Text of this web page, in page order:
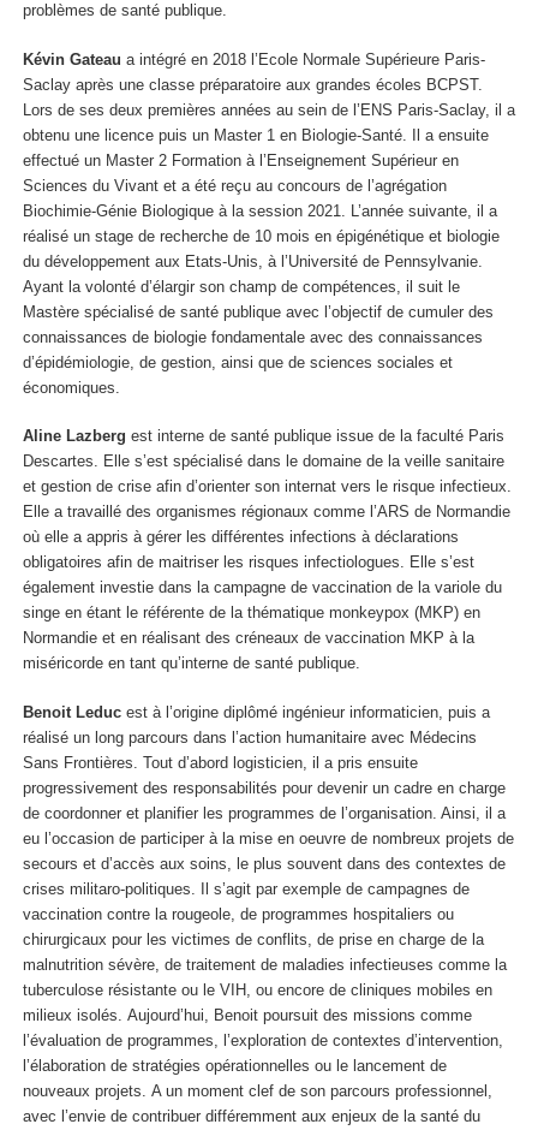
problèmes de santé publique.
Kévin Gateau a intégré en 2018 l’Ecole Normale Supérieure Paris-
Saclay après une classe préparatoire aux grandes écoles BCPST.
Lors de ses deux premières années au sein de l’ENS Paris-Saclay, il a
obtenu une licence puis un Master 1 en Biologie-Santé. Il a ensuite
effectué un Master 2 Formation à l’Enseignement Supérieur en
Sciences du Vivant et a été reçu au concours de l’agrégation
Biochimie-Génie Biologique à la session 2021. L’année suivante, il a
réalisé un stage de recherche de 10 mois en épigénétique et biologie
du développement aux Etats-Unis, à l’Université de Pennsylvanie.
Ayant la volonté d’élargir son champ de compétences, il suit le
Mastère spécialisé de santé publique avec l’objectif de cumuler des
connaissances de biologie fondamentale avec des connaissances
d’épidémiologie, de gestion, ainsi que de sciences sociales et
économiques.
Aline Lazberg est interne de santé publique issue de la faculté Paris
Descartes. Elle s’est spécialisé dans le domaine de la veille sanitaire
et gestion de crise afin d’orienter son internat vers le risque infectieux.
Elle a travaillé des organismes régionaux comme l’ARS de Normandie
où elle a appris à gérer les différentes infections à déclarations
obligatoires afin de maitriser les risques infectiologues. Elle s’est
également investie dans la campagne de vaccination de la variole du
singe en étant le référente de la thématique monkeypox (MKP) en
Normandie et en réalisant des créneaux de vaccination MKP à la
miséricorde en tant qu’interne de santé publique.
Benoit Leduc est à l’origine diplômé ingénieur informaticien, puis a
réalisé un long parcours dans l’action humanitaire avec Médecins
Sans Frontières. Tout d’abord logisticien, il a pris ensuite
progressivement des responsabilités pour devenir un cadre en charge
de coordonner et planifier les programmes de l’organisation. Ainsi, il a
eu l’occasion de participer à la mise en oeuvre de nombreux projets de
secours et d’accès aux soins, le plus souvent dans des contextes de
crises militaro-politiques. Il s’agit par exemple de campagnes de
vaccination contre la rougeole, de programmes hospitaliers ou
chirurgicaux pour les victimes de conflits, de prise en charge de la
malnutrition sévère, de traitement de maladies infectieuses comme la
tuberculose résistante ou le VIH, ou encore de cliniques mobiles en
milieux isolés. Aujourd’hui, Benoit poursuit des missions comme
l’évaluation de programmes, l’exploration de contextes d’intervention,
l’élaboration de stratégies opérationnelles ou le lancement de
nouveaux projets. A un moment clef de son parcours professionnel,
avec l’envie de contribuer différemment aux enjeux de la santé du